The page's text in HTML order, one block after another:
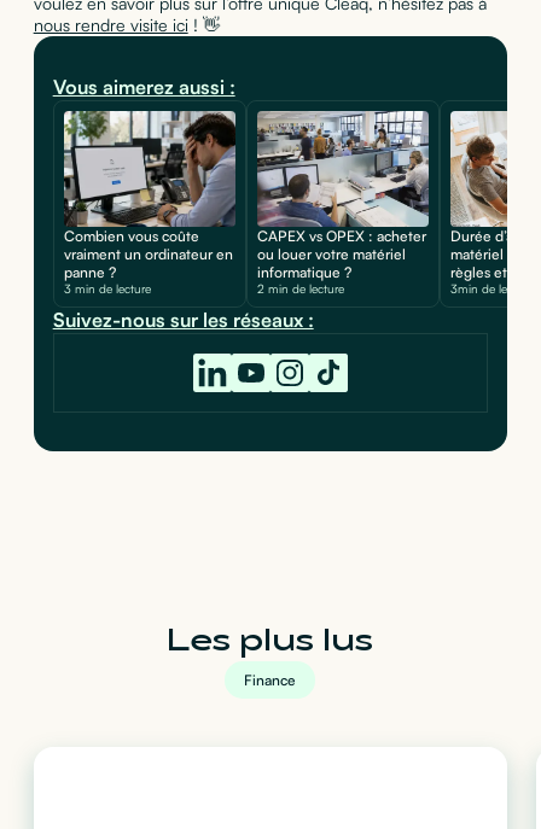
nous rendre visite ici! 👋
Vous aimerez aussi :
Combien vous coûte
vraiment un ordinateur en
panne ?
3 min de lecture
CAPEX vs OPEX : acheter
ou louer votre matériel
informatique ?
2 min de lecture
Durée
matériel
règles et
3min de lecture
Suivez-nous sur les réseaux :
Les plus lus
Finance